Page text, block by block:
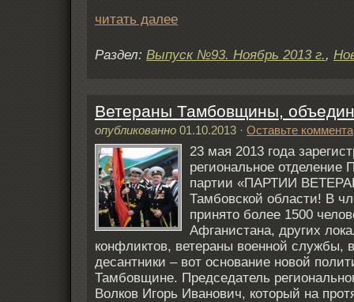
читать далее
Раздел: Выпуск №93. Ноябрь 2013 г.,
Ветераны Тамбовщины,
опубликованно 01.10.2013 · Оставьте
23 мая 2013 года
региональное отделение
партии «ПАРТИИ
Тамбовской области! В
принято более 1500
Афганистана, других
конфликтов, ветераны военной службы,
десантники – вот основание новой
Тамбовщине. Председатель
Волков Игорь Иванович, который на